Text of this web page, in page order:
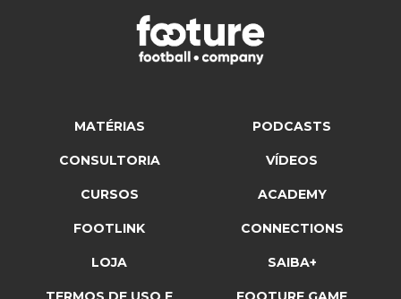
MATÉRIAS PODCASTS
CONSULTORIA VÍDEOS
CURSOS ACADEMY
FOOTLINK CONNECTIONS
LOJA SAIBA+